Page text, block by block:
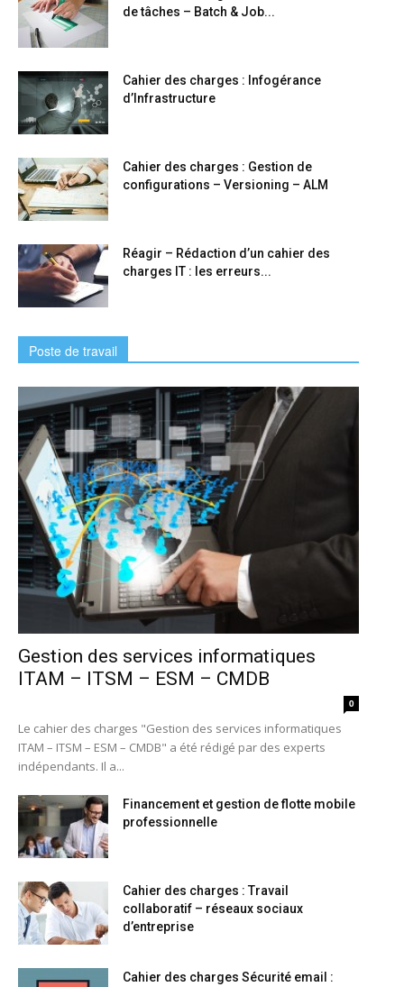
de tâches – Batch & Job...
Cahier des charges : Infogérance
d’Infrastructure
Cahier des charges : Gestion de
configurations – Versioning – ALM
Réagir – Rédaction d’un cahier des
charges IT : les erreurs...
Poste de travail
Gestion des services informatiques
ITAM – ITSM – ESM – CMDB
0
Le cahier des charges "Gestion des services informatiques
ITAM – ITSM – ESM – CMDB" a été rédigé par des experts
indépendants. Il a...
Financement et gestion de flotte mobile
professionnelle
Cahier des charges : Travail
collaboratif – réseaux sociaux
d’entreprise
Cahier des charges Sécurité email :